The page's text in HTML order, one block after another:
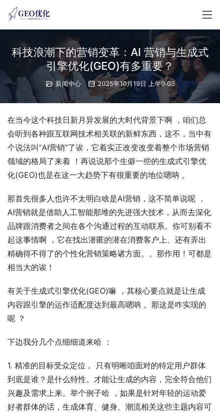
科技浪潮下的营销变革：AI 营销与生成式
引擎优化(GEO)有多重要？
新闻中心 2025年10月19日 上午9:03
在当今这个科技日新月异发展的大时代背景下啊 ，咱们总
会听到各种跟互联网技术相关联的新鲜东西，这不，当中有
个说法叫“AI营销”了诶，它着实正改变改变着整个市场营销
领域的格局了来着 ！再说说那个生僻一些的生成式引擎优
化(GEO)也是在这一大趋势下有很重要的地位嗯呐 。
那首先很多人也许不太明白啥是AI营销，这不简单说呢 ，
AI营销就是借助人工智能那堆的先进强大技术，从而去深化
品牌跟消费者之间在各个沟通过程的互动联系。你可别看不
起这事情啊 ，它在找出潜匿的潜在消费客户上、还有弄出
精确得不得了的个性化营销策略诸方面。。那作用！可都是
相当大的诶！
有关于生成式引擎优化(GEO)嘛 ，其核心要点就是让生成
内容跟引擎的运作适配度达到最高嗯呐 。那这是咋实现的
呢 ？
下边我分几个点细细道来哈 ：
1. 精准的目标受众定位， 只有明晰咱面对的特定用户群体
到底是谁？是什么特性。才能让生成的内容，完全符合他们
兴趣及需求上来。举个例子哈 ，如果是针对年轻的运动爱
好者群体的话，生成体育、健身、潮流相关这些主题内容可